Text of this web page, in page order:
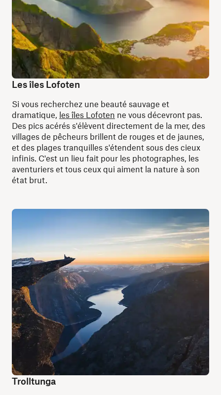
Les îles Lofoten
Si vous recherchez une beauté sauvage et
dramatique, les îles Lofoten ne vous décevront pas.
Des pics acérés s'élèvent directement de la mer, des
villages de pêcheurs brillent de rouges et de jaunes,
et des plages tranquilles s'étendent sous des cieux
infinis. C'est un lieu fait pour les photographes, les
aventuriers et tous ceux qui aiment la nature à son
état brut.
Trolltunga